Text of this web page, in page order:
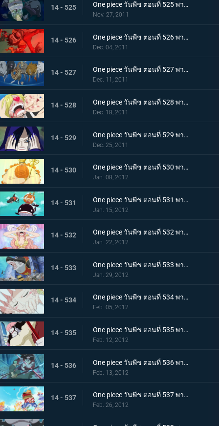
14 - 525 One piece วันพีช ตอนที่ 525 พากย์ไทย เรือแตกกลางทะเล! กลุ่มหมวกฟางพลัดหลงกัน
Nov. 27, 2011
14 - 526 One piece วันพีช ตอนที่ 526 พากย์ไทย ภูเขาไฟใต้ทะเลปะทุ! ลอยล่องสู่เกาะมนุษย์เงือก
Dec. 04, 2011
14 - 527 One piece วันพีช ตอนที่ 527 พากย์ไทย ขึ้นสู่เกาะมนุษย์เงือก! พบเหล่านางเงือกแสนงาม
Dec. 11, 2011
14 - 528 One piece วันพีช ตอนที่ 528 พากย์ไทย ตื่นเต้นจนล้นปรี่! ชีวิตของซันจิตกอยู่ในอันตราย!!!
Dec. 18, 2011
14 - 529 One piece วันพีช ตอนที่ 529 พากย์ไทย เกาะมนุษย์เงือกล้มสลาย!!! คำทำนายของเชอรี่!
Dec. 25, 2011
14 - 530 One piece วันพีช ตอนที่ 530 พากย์ไทย ราชาแห่งเกาะมนุษย์เงือก! เนปจูนเทพเจ้าแห่งท้องทะเล
Jan. 08, 2012
14 - 531 One piece วันพีช ตอนที่ 531 พากย์ไทย วังริวงู! ฉลามที่ช่วยไว้เป็นผู้นำทาง
Jan. 15, 2012
14 - 532 One piece วันพีช ตอนที่ 532 พากย์ไทย อ่อนแอแถมขี้แย! เจ้าหญิงเงือกบนหอคอยโควคาคุ!
Jan. 22, 2012
14 - 533 One piece วันพีช ตอนที่ 533 พากย์ไทย สถานการณ์ฉุกเฉิน! วังริวงูถูกยึด
Jan. 29, 2012
14 - 534 One piece วันพีช ตอนที่ 534 พากย์ไทย วังริวงูสั่นสะเทือน! ชิราโฮชิถูกลักพาตัว
Feb. 05, 2012
14 - 535 One piece วันพีช ตอนที่ 535 พากย์ไทย โฮดี้บุกจู่โจม แผนการล้างแค้นเริ่มขึ้นแล้ว
Feb. 12, 2012
14 - 536 One piece วันพีช ตอนที่ 536 พากย์ไทย ศึกตัดสินในวังริวงู! โซโล ปะทะ โฮดี้!
Feb. 13, 2012
14 - 537 One piece วันพีช ตอนที่ 537 พากย์ไทย ปกป้องชิราโฮชิ การไล่ล่าของเด็คเค่น
Feb. 26, 2012